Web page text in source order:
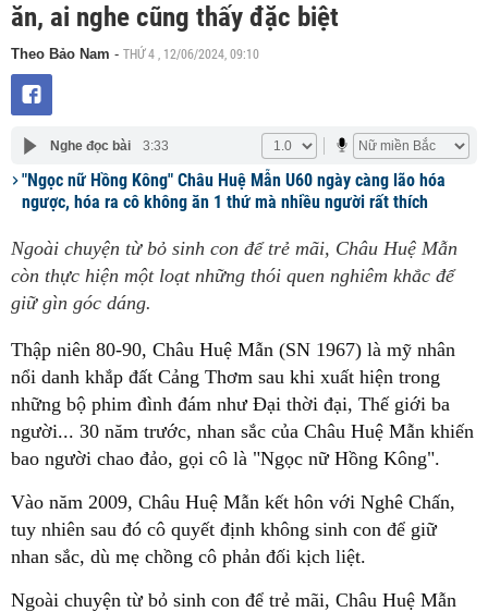
ăn, ai nghe cũng thấy đặc biệt
Theo Bảo Nam - THỨ 4 , 12/06/2024, 09:10
Nghe đọc bài 3:33
"Ngọc nữ Hồng Kông" Châu Huệ Mẫn U60 ngày càng lão hóa
ngược, hóa ra cô không ăn 1 thứ mà nhiều người rất thích
Ngoài chuyện từ bỏ sinh con để trẻ mãi, Châu Huệ Mẫn
còn thực hiện một loạt những thói quen nghiêm khắc để
giữ gìn góc dáng.
Thập niên 80-90, Châu Huệ Mẫn (SN 1967) là mỹ nhân
nổi danh khắp đất Cảng Thơm sau khi xuất hiện trong
những bộ phim đình đám như Đại thời đại, Thế giới ba
người... 30 năm trước, nhan sắc của Châu Huệ Mẫn khiến
bao người chao đảo, gọi cô là "Ngọc nữ Hồng Kông".
Vào năm 2009, Châu Huệ Mẫn kết hôn với Nghê Chấn,
tuy nhiên sau đó cô quyết định không sinh con để giữ
nhan sắc, dù mẹ chồng cô phản đối kịch liệt.
Ngoài chuyện từ bỏ sinh con để trẻ mãi, Châu Huệ Mẫn